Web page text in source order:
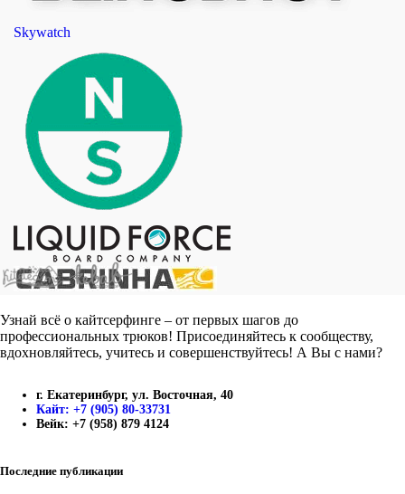
Skywatch
Узнай всё о кайтсерфинге – от первых шагов до
профессиональных трюков! Присоединяйтесь к сообществу,
вдохновляйтесь, учитесь и совершенствуйтесь! А Вы с нами?
г. Екатеринбург, ул. Восточная, 40
Кайт: +7 (905) 80-33731
Вейк: +7 (958) 879 4124
Последние публикации